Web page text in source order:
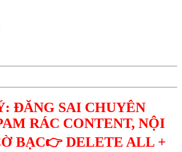
ĐĂNG SAI CHUYÊN
RÁC CONTENT, NỘI
BẠC👉 DELETE ALL +